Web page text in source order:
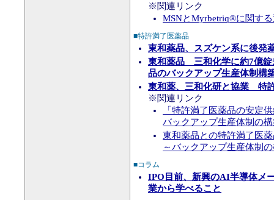
※関連リンク
MSNとMyrbetriq®に関す
■特許満了医薬品
東和薬品、スズケン系に後
東和薬品 三和化学に約7億
品のバックアップ生産体制構
東和薬、三和化研と協業 特
※関連リンク
「特許満了医薬品の安定
バックアップ生産体制の
東和薬品との特許満了医
～バックアップ生産体制
■コラム
IPO目前、新興のAI半導体メ
業から学べること